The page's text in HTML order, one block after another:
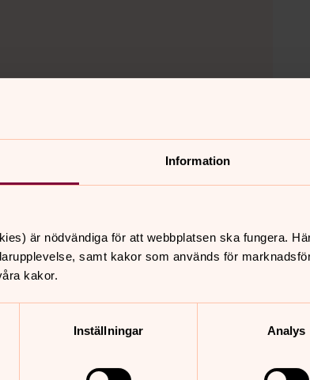
Information
är nödvändiga för att webbplatsen ska fungera.
samt kakor som används för
kakor.
Inställningar Analys
onsdag
5
torsdag
6 7